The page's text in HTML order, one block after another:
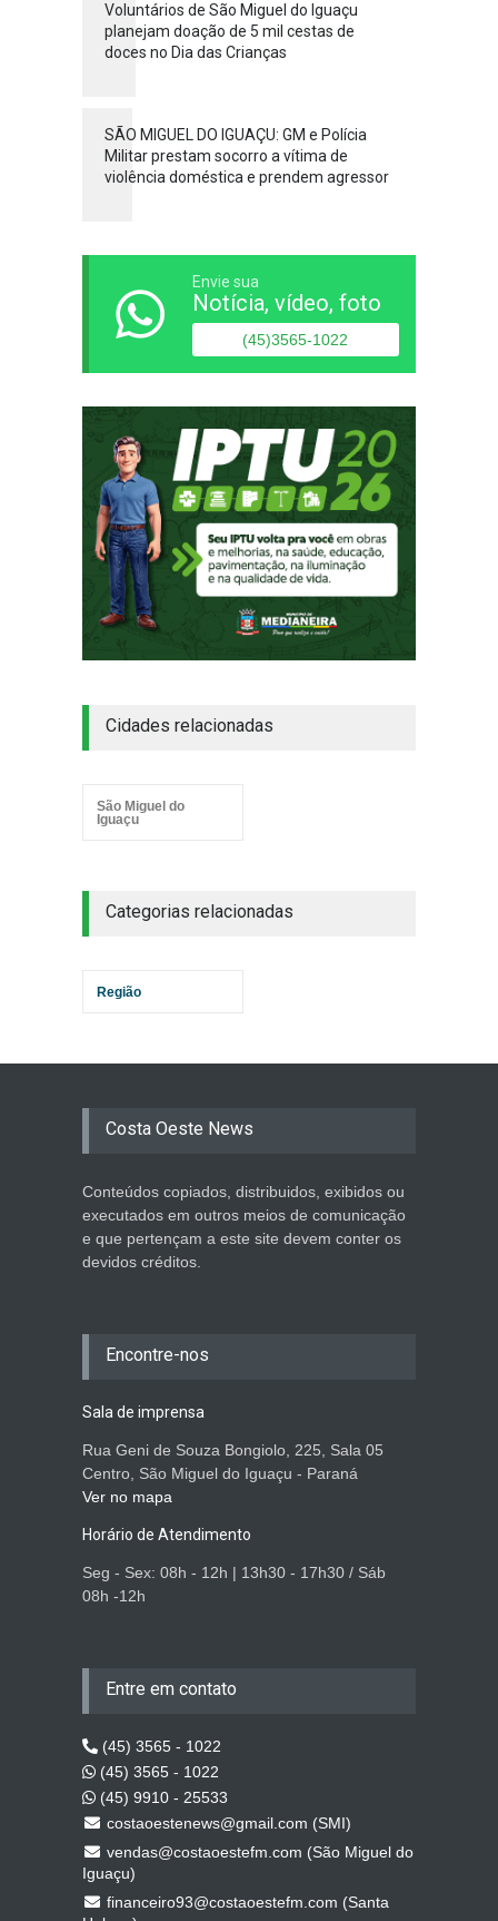
Voluntários de São Miguel do Iguaçu
planejam doação de 5 mil cestas de
doces no Dia das Crianças
SÃO MIGUEL DO IGUAÇU: GM e Polícia
Militar prestam socorro a vítima de
violência doméstica e prendem agressor
Envie sua
Notícia, vídeo, foto
(45)3565-1022
Cidades relacionadas
São Miguel do
Iguaçu
Categorias relacionadas
Região
Costa Oeste News
Conteúdos copiados, distribuidos, exibidos ou
executados em outros meios de comunicação
e que pertençam a este site devem conter os
devidos créditos.
Encontre-nos
Sala de imprensa
Rua Geni de Souza Bongiolo, 225, Sala 05
Centro, São Miguel do Iguaçu - Paraná
Ver no mapa
Horário de Atendimento
Seg - Sex: 08h - 12h | 13h30 - 17h30 / Sáb
08h -12h
Entre em contato
(45) 3565 - 1022
(45) 3565 - 1022
(45) 9910 - 25533
costaoestenews@gmail.com (SMI)
vendas@costaoestefm.com (São Miguel do
Iguaçu)
financeiro93@costaoestefm.com (Santa